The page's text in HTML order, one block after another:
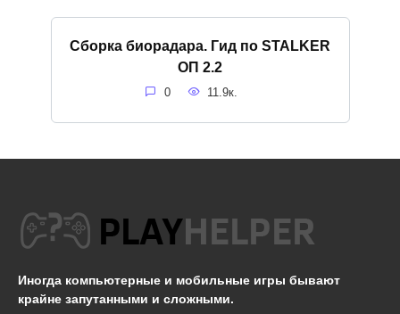
Сборка биорадара. Гид по STALKER
ОП 2.2
0 11.9к.
Иногда компьютерные и мобильные игры бывают
крайне запутанными и сложными.